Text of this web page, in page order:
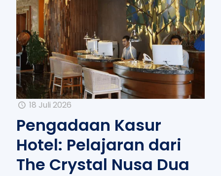
18 Juli 2026
Pengadaan Kasur
Hotel: Pelajaran dari
The Crystal Nusa Dua